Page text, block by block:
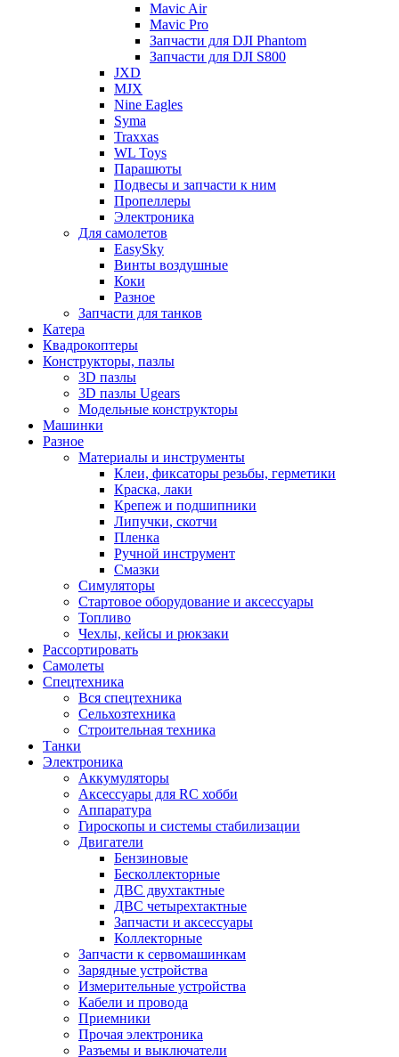
Mavic Air
Mavic Pro
Запчасти для DJI Phantom
Запчасти для DJI S800
JXD
MJX
Nine Eagles
Syma
Traxxas
WL Toys
Парашюты
Подвесы и запчасти к ним
Пропеллеры
Электроника
Для самолетов
EasySky
Винты воздушные
Коки
Разное
Запчасти для танков
Катера
Квадрокоптеры
Конструкторы, пазлы
3D пазлы
3D пазлы Ugears
Модельные конструкторы
Машинки
Разное
Материалы и инструменты
Клеи, фиксаторы резьбы, герметики
Краска, лаки
Крепеж и подшипники
Липучки, скотчи
Пленка
Ручной инструмент
Смазки
Симуляторы
Стартовое оборудование и аксессуары
Топливо
Чехлы, кейсы и рюкзаки
Рассортировать
Самолеты
Спецтехника
Вся спецтехника
Сельхозтехника
Строительная техника
Танки
Электроника
Аккумуляторы
Аксессуары для RC хобби
Аппаратура
Гироскопы и системы стабилизации
Двигатели
Бензиновые
Бесколлекторные
ДВС двухтактные
ДВС четырехтактные
Запчасти и аксессуары
Коллекторные
Запчасти к сервомашинкам
Зарядные устройства
Измерительные устройства
Кабели и провода
Приемники
Прочая электроника
Разъемы и выключатели